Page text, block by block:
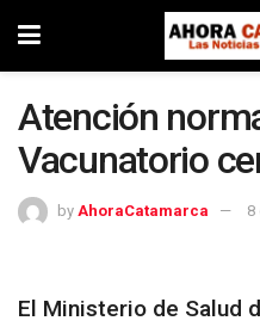
Atención
Vacunatorio
by AhoraCatamarca 8
El Ministerio de Salud